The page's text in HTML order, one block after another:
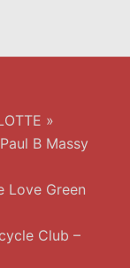
»
B Massy
Love Green
Club –